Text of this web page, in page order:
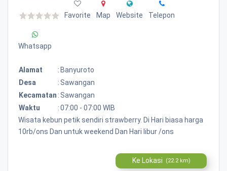
Favorite Map Website Telepon
Whatsapp
Alamat : Banyuroto
Desa
: Sawangan
Kecamatan : Sawangan
Waktu
:07:00 - 07:00 WIB
Wisata kebun petik sendiri strawberry. Di Hari biasa harga
10rb/ons Dan untuk weekend Dan Hari libur /ons
Ke Lokasi (22.2 km)